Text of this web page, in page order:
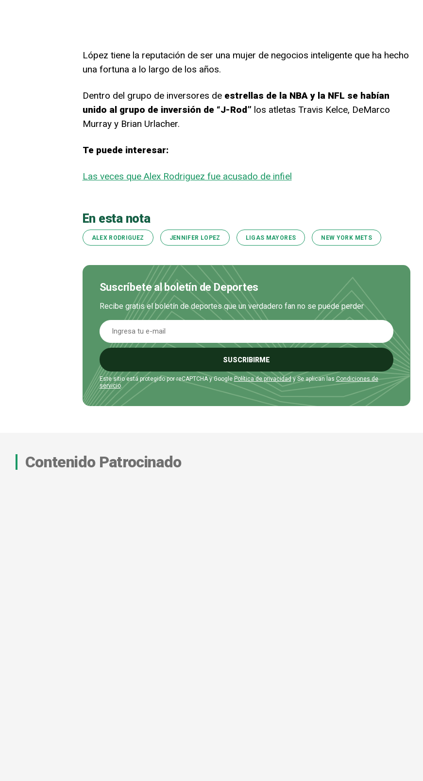
López tiene la reputación de ser una mujer de negocios inteligente que ha hecho
una fortuna a lo largo de los años.
Dentro del grupo de inversores de estrellas de la NBA y la NFL se habían
unido al grupo de inversión de “J-Rod” los atletas Travis Kelce, DeMarco
Murray y Brian Urlacher.
Te puede interesar:
Las veces que Alex Rodriguez fue acusado de infiel
En esta nota
ALEX RODRIGUEZ JENNIFER LOPEZ LIGAS MAYORES NEW YORK METS
Suscríbete al boletín de Deportes
Recibe gratis el boletín de deportes que un verdadero fan no se puede perder
SUSCRIBIRME
Este sitio está protegido por reCAPTCHA y Google Política de privacidady Se aplican las Condiciones de
servicio.
Contenido Patrocinado